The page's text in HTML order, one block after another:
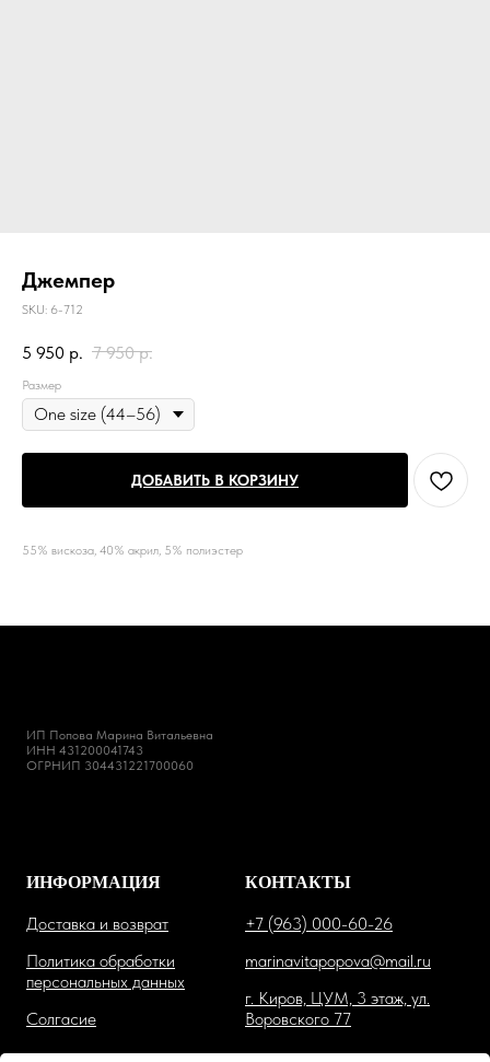
Джемпер
SKU: 6-712
5 950 р. 7 950 р.
Размер
ДОБАВИТЬ В КОРЗИНУ
55% вискоза, 40% акрил, 5% полиэстер
ИП Попова Марина Витальевна
ИНН 431200041743
ОГРНИП 304431221700060
ИНФОРМАЦИЯ
Доставка и возврат
Политика обработки
персональных данных
Солгасие
КОНТАКТЫ
+7 (963) 000-60-26
marinavitapopova@mail.ru
г. Киров, ЦУМ, 3 этаж, ул.
Воровского 77